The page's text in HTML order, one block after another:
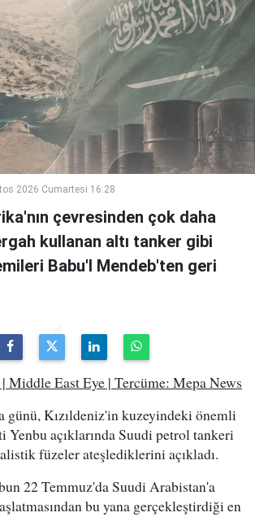
2026 Cumartesi 16:28
çevresinden çok daha
kullanan altı tanker gibi
Babu'l Mendeb'ten geri
Middle East Eye | Tercüme: Mepa News
günü, Kızıldeniz'in kuzeyindeki önemli
Yenbu açıklarında Suudi petrol tankeri
füzeler ateşlediklerini açıkladı.
22 Temmuz'da Suudi Arabistan'a
bu yana gerçekleştirdiği en